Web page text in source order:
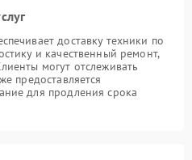
доставку техники по
и качественный ремонт,
могут отслеживать
предоставляется
для продления срока